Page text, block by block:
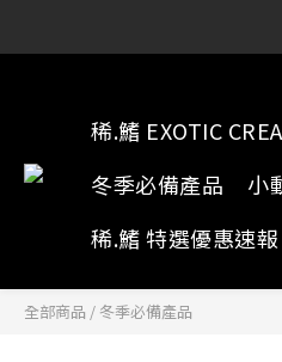
稀.鰭 EXOTIC
冬季必備產品
小
稀.鰭 特選優惠速報
全部商品 / 冬季必備產品